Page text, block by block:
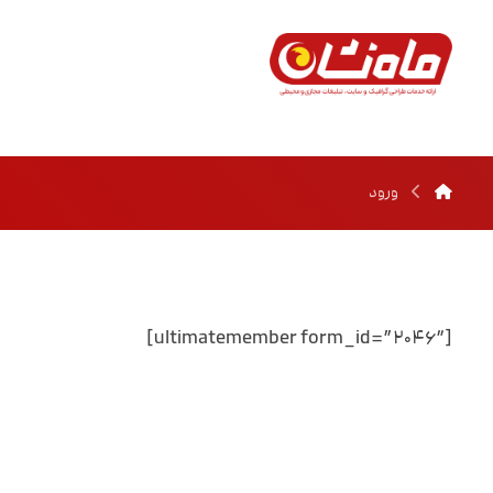
ورود
[ultimatemember form_id=”۲۰۴۶″]